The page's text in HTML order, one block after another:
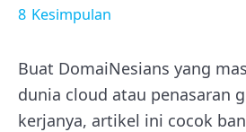
8 Kesimpulan
Buat DomaiNesians yang
dunia cloud atau penasaran
kerjanya, artikel ini cocok